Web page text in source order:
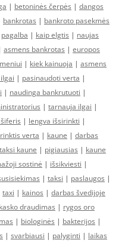
| betoninės čerpės | dangos
bankrotas | bankroto pasekmės
pagalba | kaip elgtis | naujas
asmens bankrotas | europos
| kiek kainuoja | asmens
| pasinaudoti verta |
| naudinga bankrutuoti |
| tarnauja ilgai |
| lengva išsirinkti |
rinktis verta | kaune | darbas
taksi kaune | pigiausias | kaune
sostinė | išsikviesti |
| taksi | paslaugos |
taxi | kainos | darbas švedijoje
kasko draudimas | rygos oro
| biologinės | bakterijos |
| svarbiausi | palyginti | laikas